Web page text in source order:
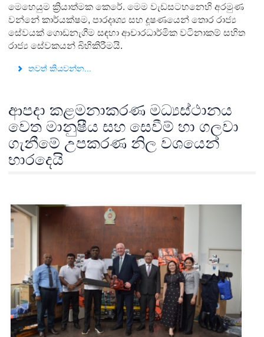
මෙහෙයුම ක්‍රියාත්මක කෙරේ. මෙම වැඩසටහනෙහි අරමුණ
වන්නේ කාර්යක්ෂම, පාරදෘශ්‍ය සහ දූෂණයෙන් තොර රාජ්‍ය
සේවයක් ගොඩනැගීම සඳහා ආචාරධාර්මික වටිනාකම් සහිත
රාජ්‍ය සේවකයන් බිහිකිරීමයි.
තවත් කියවන්න...
ආපදා කළමනාකරණ මධ්‍යස්ථානය
වෙත මානුෂීය සහ සෙවීම් හා ගලවා
ගැනීමේ උපකරණ නිල වශයෙන්
භාරදෙයි